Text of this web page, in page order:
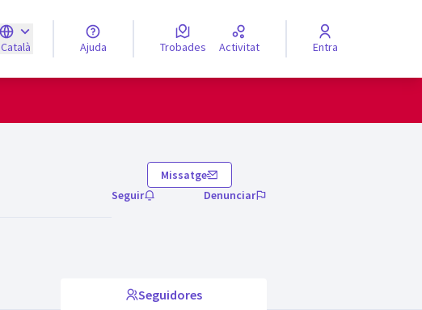
Català
Triar la llenguaElegir el idioma
Ajuda Trobades Activitat Entra
Missatge
Seguir
Denunciar
Seguidores